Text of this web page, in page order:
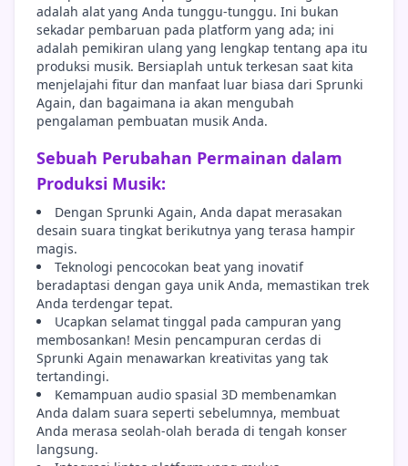
adalah alat yang Anda tunggu-tunggu. Ini bukan
sekadar pembaruan pada platform yang ada; ini
adalah pemikiran ulang yang lengkap tentang apa itu
produksi musik. Bersiaplah untuk terkesan saat kita
menjelajahi fitur dan manfaat luar biasa dari Sprunki
Again, dan bagaimana ia akan mengubah
pengalaman pembuatan musik Anda.
Sebuah Perubahan Permainan dalam
Produksi Musik:
Dengan Sprunki Again, Anda dapat merasakan
desain suara tingkat berikutnya yang terasa hampir
magis.
Teknologi pencocokan beat yang inovatif
beradaptasi dengan gaya unik Anda, memastikan trek
Anda terdengar tepat.
Ucapkan selamat tinggal pada campuran yang
membosankan! Mesin pencampuran cerdas di
Sprunki Again menawarkan kreativitas yang tak
tertandingi.
Kemampuan audio spasial 3D membenamkan
Anda dalam suara seperti sebelumnya, membuat
Anda merasa seolah-olah berada di tengah konser
langsung.